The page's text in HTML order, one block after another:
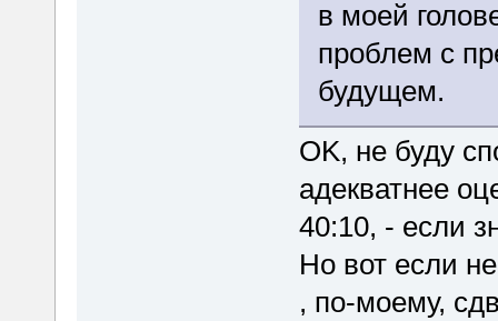
в моей
проблем с
будущем.
OK, не буду
адекватнее
40:10, - если
Но вот если
, по-моему,